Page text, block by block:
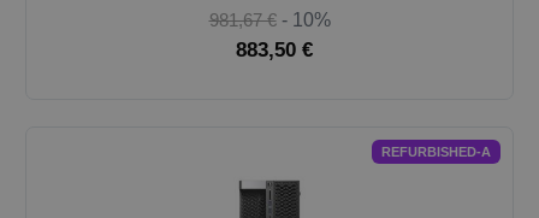
981,67 € - 10%
883,50 €
REFURBISHED-A